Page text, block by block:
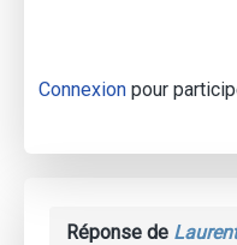
Connexion pour
Réponse de Laurent